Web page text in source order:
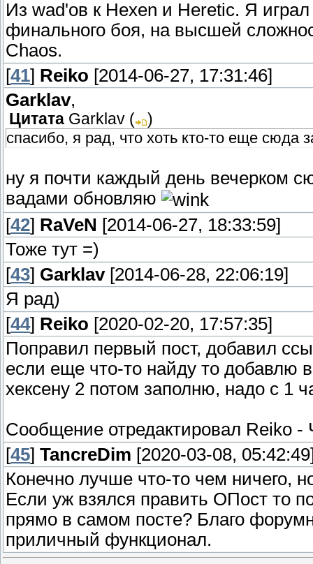
Из wad'ов к Hexen и Heretic. Я
финального боя, на высшей
Chaos.
[41] Reiko [2014-06-27, 17:31:46]
Garklav,
Цитата Garklav (
)
спасибо, я рад, что хоть кто-то еще сюда
ну я почти каждый день вечерком
вадами обновляю
[42] RaVeN [2014-06-27, 18:33:59]
Тоже тут =)
[43] Garklav[2014-06-28, 22:06:19]
Я рад)
[44] Reiko [2020-02-20, 17:57:35]
Поправил первый пост, добавил
если еще что-то найду то добавлю
хексену 2 потом заполню, надо с 1
Сообщение отредактировал Reiko -
[45] TancreDim [2020-03-08,
Конечно лучше что-то чем ничего,
Если уж взялся править ОПост то
прямо в самом посте? Благо
приличный функционал.